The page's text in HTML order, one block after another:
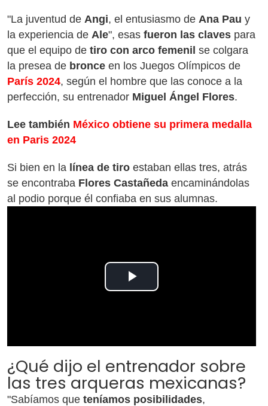
"La juventud de Angi, el entusiasmo de Ana Pau y
la experiencia de Ale", esas fueron las claves para
que el equipo de tiro con arco femenil se colgara
la presea de bronce en los Juegos Olímpicos de
París 2024, según el hombre que las conoce a la
perfección, su entrenador Miguel Ángel Flores.
Lee también México obtiene su primera medalla
en Paris 2024
Si bien en la línea de tiro estaban ellas tres, atrás
se encontraba Flores Castañeda encaminándolas
al podio porque él confiaba en sus alumnas.
Play
¿Qué dijo el entrenador sobre
las tres arqueras mexicanas?
"Sabíamos que teníamos posibilidades,